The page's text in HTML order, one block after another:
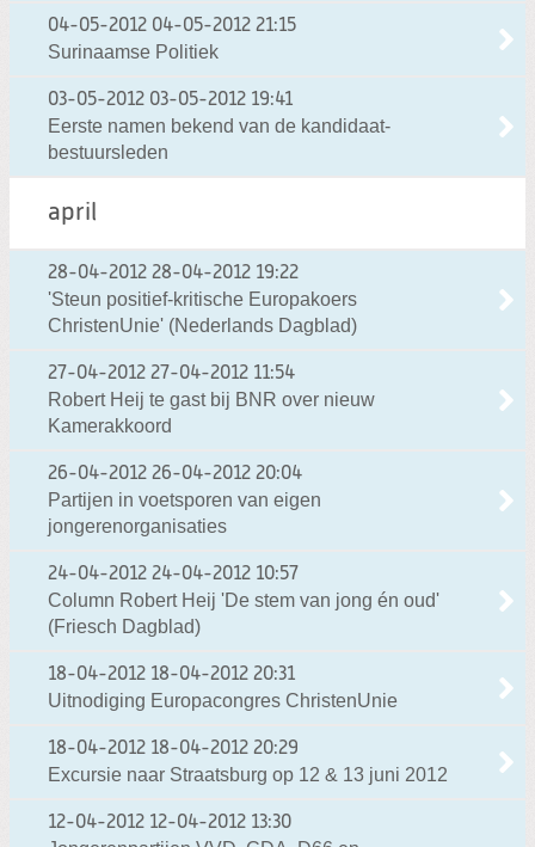
04-05-2012 04-05-2012 21:15
Surinaamse Politiek
03-05-2012 03-05-2012 19:41
Eerste namen bekend van de kandidaat-
bestuursleden
april
28-04-2012 28-04-2012 19:22
'Steun positief-kritische Europakoers
ChristenUnie' (Nederlands Dagblad)
27-04-2012 27-04-2012 11:54
Robert Heij te gast bij BNR over nieuw
Kamerakkoord
26-04-2012 26-04-2012 20:04
Partijen in voetsporen van eigen
jongerenorganisaties
24-04-2012 24-04-2012 10:57
Column Robert Heij 'De stem van jong én oud'
(Friesch Dagblad)
18-04-2012 18-04-2012 20:31
Uitnodiging Europacongres ChristenUnie
18-04-2012 18-04-2012 20:29
Excursie naar Straatsburg op 12 & 13 juni 2012
12-04-2012 12-04-2012 13:30